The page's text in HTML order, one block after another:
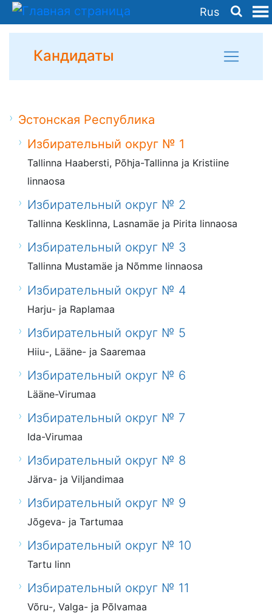
Rus
Кандидаты
Эстонская Республика
Избирательный округ № 1
Tallinna Haabersti, Põhja-Tallinna ja Kristiine
linnaosa
Избирательный округ № 2
Tallinna Kesklinna, Lasnamäe ja Pirita linnaosa
Избирательный округ № 3
Tallinna Mustamäe ja Nõmme linnaosa
Избирательный округ № 4
Harju- ja Raplamaa
Избирательный округ № 5
Hiiu-, Lääne- ja Saaremaa
Избирательный округ № 6
Lääne-Virumaa
Избирательный округ № 7
Ida-Virumaa
Избирательный округ № 8
Järva- ja Viljandimaa
Избирательный округ № 9
Jõgeva- ja Tartumaa
Избирательный округ № 10
Tartu linn
Избирательный округ № 11
Võru-, Valga- ja Põlvamaa